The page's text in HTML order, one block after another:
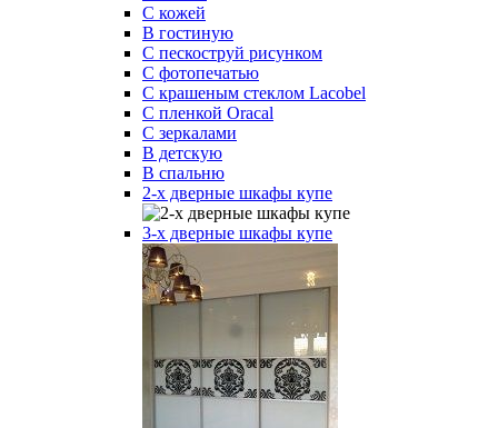
С кожей
В гостиную
С пескоструй рисунком
С фотопечатью
С крашеным стеклом Lacobel
С пленкой Oracal
С зеркалами
В детскую
В спальню
2-х дверные шкафы купе
3-х дверные шкафы купе